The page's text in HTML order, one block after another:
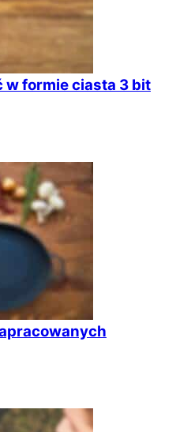
w formie ciasta 3 bit